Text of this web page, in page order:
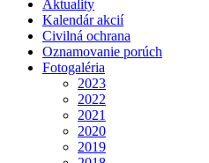
Aktuality
Kalendár akcií
Civilná ochrana
Oznamovanie porúch
Fotogaléria
2023
2022
2021
2020
2019